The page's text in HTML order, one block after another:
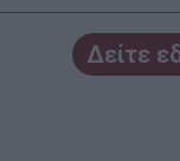
Δείτε